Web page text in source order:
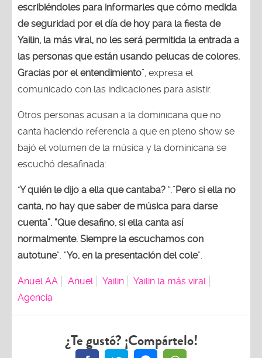
escribiéndoles para informarles que cómo medida
de seguridad por el día de hoy para la fiesta de
Yailin, la más viral, no les será permitida la entrada a
las personas que están usando pelucas de colores.
Gracias por el entendimiento”, expresa el
comunicado con las indicaciones para asistir.
Otros personas acusan a la dominicana que no
canta haciendo referencia a que en pleno show se
bajó el volumen de la música y la dominicana se
escuchó desafinada:
"Y quién le dijo a ella que cantaba? “.”Pero si ella no
canta, no hay que saber de música para darse
cuenta”. “Que desafino, si ella canta así
normalmente. Siempre la escuchamos con
autotune”. “Yo, en la presentación del cole”.
Anuel AA Anuel Yailin
Yailin la más viral
Agencia
¿Te gustó? ¡Compártelo!